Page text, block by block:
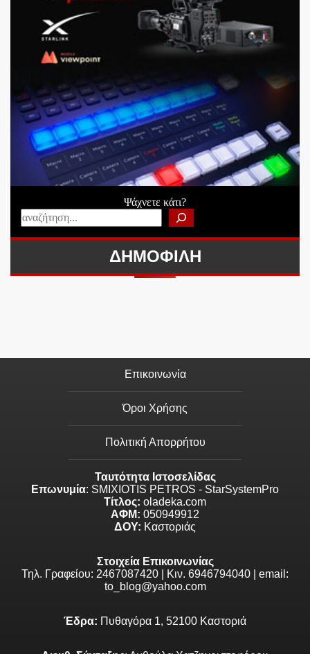
Ψάχνετε κάτι?
ΔΗΜΟΦΙΛΗ
Επικοινωνία
Όροι Χρήσης
Πολιτική Απορρήτου
Ταυτότητα Ιστοσελίδας
Επωνυμία: SMIXIOTIS PETROS - StarSystemPro
Τίτλος: oladeka.com
ΑΦΜ: 050949912
ΔΟΥ: Καστοριάς
Στοιχεία Επικοινωνίας
Τηλ. Γραφείου: 2467087420 | Κιν. 6946794040 | email:
to_blog@yahoo.com
Έδρα: Πυθαγόρα 1, 52100 Καστοριά